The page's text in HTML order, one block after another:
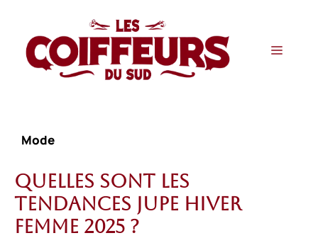
contenu
Menu
Mode
Quelles sont les
tendances jupe hiver
femme 2025 ?